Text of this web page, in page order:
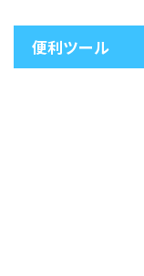
すのでご
たところ 私
、ストー
私も
ました
半端な
エス
便利ツール